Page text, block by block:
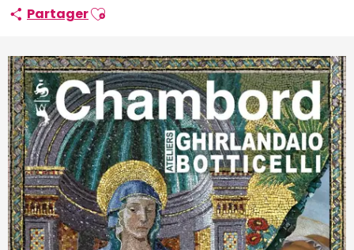
PartagerAjouter aux favoris